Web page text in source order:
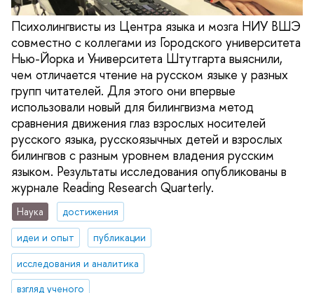
Психолингвисты из Центра языка и мозга НИУ ВШЭ
совместно с коллегами из Городского университета
Нью-Йорка и Университета Штутгарта выяснили,
чем отличается чтение на русском языке у разных
групп читателей. Для этого они впервые
использовали новый для билингвизма метод
сравнения движения глаз взрослых носителей
русского языка, русскоязычных детей и взрослых
билингвов с разным уровнем владения русским
языком. Результаты исследования опубликованы в
журнале Reading Research Quarterly.
Наука
достижения
идеи и опыт
публикации
исследования и аналитика
взгляд ученого